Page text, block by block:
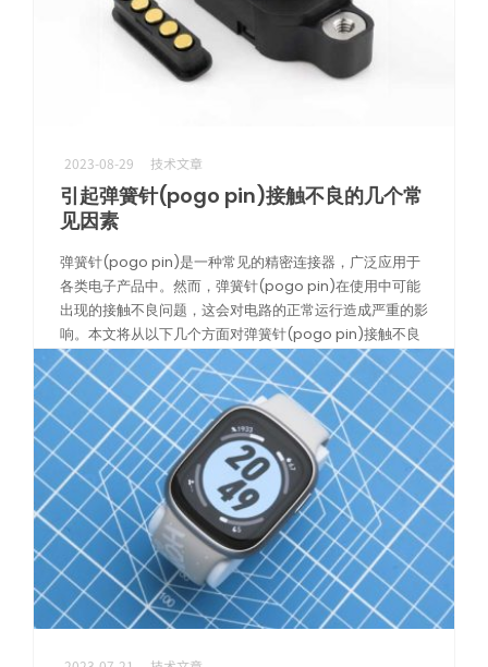
2023-08-29 技术文章
引起弹簧针(pogo pin)接触不良的几个常
见因素
弹簧针(pogo pin)是一种常见的精密连接器，广泛应用于
各类电子产品中。然而，弹簧针(pogo pin)在使用中可能
出现的接触不良问题，这会对电路的正常运行造成严重的影
响。本文将从以下几个方面对弹簧针(pogo pin)接触不良
问题进行 […]
阅读更多